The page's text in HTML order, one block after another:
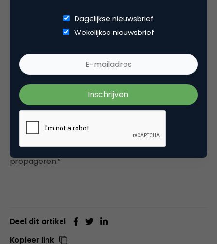
“We hebben een vriendendeal: als je een vriend als
vriend krijgt korting. Dat is een member-get-
member programma, maar dan op een
sympathieke manier vind ik. We gaan voor kwaliteit
voor een redelijke prijs, dat gaat volledig in tegen de
meer, meer meer gedachte die andere merken
propageren.”
Deel dit artikel
Kopieer link
Dagelijkse nieuwsbrief
Wekelijkse nieuwsbrief